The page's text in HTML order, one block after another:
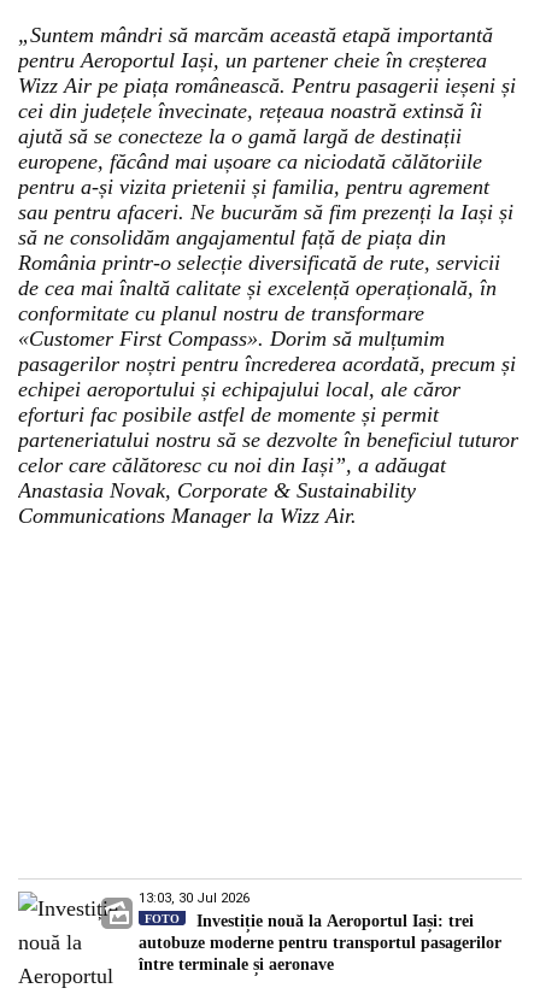
„Suntem mândri să marcăm această etapă importantă
pentru Aeroportul Iași, un partener cheie în creșterea
Wizz Air pe piața românească. Pentru pasagerii ieșeni și
cei din județele învecinate, rețeaua noastră extinsă îi
ajută să se conecteze la o gamă largă de destinații
europene, făcând mai ușoare ca niciodată călătoriile
pentru a-și vizita prietenii și familia, pentru agrement
sau pentru afaceri. Ne bucurăm să fim prezenți la Iași și
să ne consolidăm angajamentul față de piața din
România printr-o selecție diversificată de rute, servicii
de cea mai înaltă calitate și excelență operațională, în
conformitate cu planul nostru de transformare
«Customer First Compass». Dorim să mulțumim
pasagerilor noștri pentru încrederea acordată, precum și
echipei aeroportului și echipajului local, ale căror
eforturi fac posibile astfel de momente și permit
parteneriatului nostru să se dezvolte în beneficiul tuturor
celor care călătoresc cu noi din Iași”, a adăugat
Anastasia Novak, Corporate & Sustainability
Communications Manager la Wizz Air.
13:03, 30 Jul 2026
FOTO
Investiție nouă la Aeroportul Iași: trei
autobuze moderne pentru transportul pasagerilor
între terminale și aeronave